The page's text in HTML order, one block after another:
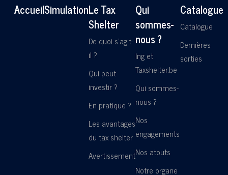
AccueilSimulationLe Tax
Shelter
De quoi s'agit-
il ?
Qui peut
investir ?
En pratique ?
Les avantages
du tax shelter
Avertissement
Qui
sommes-
nous ?
Ing et
Taxshelter.be
Qui sommes-
nous ?
Nos
engagements
Nos atouts
Notre organe
Catalogue
Catalogue
Dernières
sorties